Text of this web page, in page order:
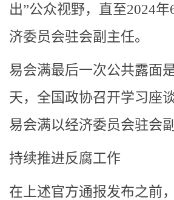
出”公众视野，直至2024
济委员会驻会副主任。
易会满最后一次公共露面
天，全国政协召开学习座
易会满以经济委员会驻会
持续推进反腐工作
在上述官方通报发布之前